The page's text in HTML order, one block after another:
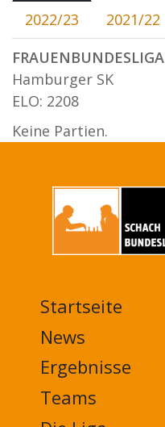
2022/23
2021/22
FRAUENBUNDESLIGA
Hamburger SK
ELO: 2208
Keine Partien.
MAIN
NAVIGATION
FOOTER
Startseite
News
Ergebnisse
Teams